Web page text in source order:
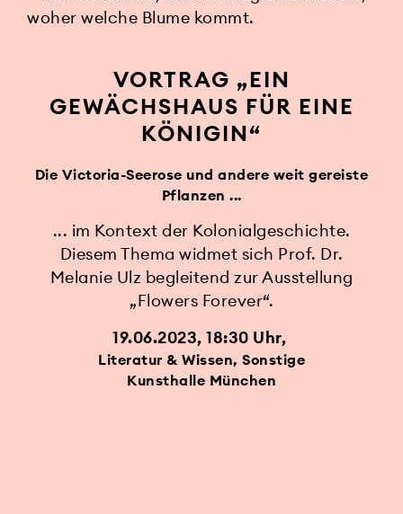
VORTRAG „EIN
GEWÄCHSHAUS FÜR EINE
KÖNIGIN“
Die Victoria-Seerose und andere weit gereiste
Pflanzen ...
... im Kontext der Kolonialgeschichte.
Diesem Thema widmet sich Prof. Dr.
Melanie Ulz begleitend zur Ausstellung
„Flowers Forever“.
19.06.2023, 18:30 Uhr
Literatur & Wissen, Sonstige
Kunsthalle München